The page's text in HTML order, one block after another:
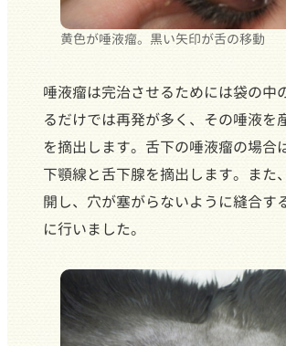
黄色が唾液瘤。黒い矢印が舌の移動
唾液瘤は完治させるためには袋の中
るだけでは再発が多く、その唾液を
を摘出します。舌下の唾液瘤の場合
下顎線と舌下腺を摘出します。また
開し、穴が塞がらないように縫合す
に行いました。